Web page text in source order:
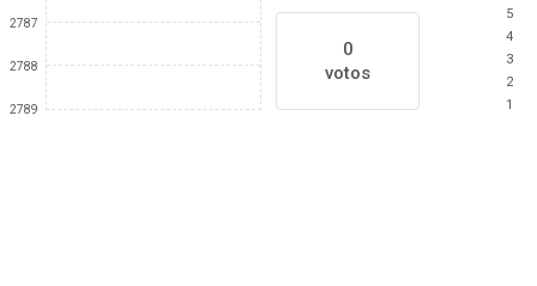
2787
2788
2789
0
votos
5
4
3
2
1